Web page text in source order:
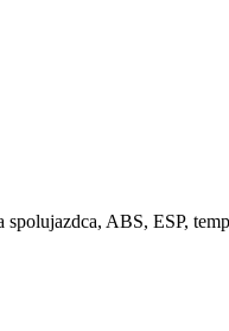
ABS, ESP,